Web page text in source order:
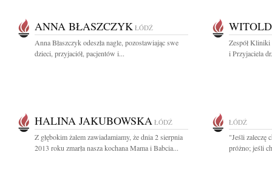
ANNA BŁASZCZYK ŁÓDŹ
Anna Błaszczyk odeszła nagle, pozostawiając swe
dzieci, przyjaciół, pacjentów i...
Zespół
i Przyjaciela
HALINA JAKUBOWSKA ŁÓDŹ
Z głębokim żalem zawiadamiamy, że dnia 2 sierpnia
2013 roku zmarła nasza kochana Mama i Babcia...
ŁÓDŹ
"Jeśli zaleczę
próżno; jeśli